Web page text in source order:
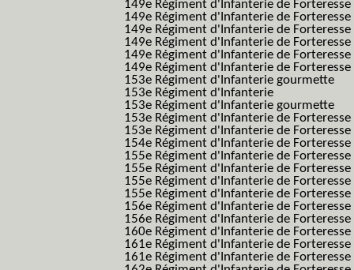
149e Régiment d'Infanterie de
149e Régiment d'Infanterie de
149e Régiment d'Infanterie de
149e Régiment d'Infanterie de
149e Régiment d'Infanterie de
149e Régiment d'Infanterie de
153e Régiment d'Infanterie gourmette
153e Régiment d'Infanterie
153e Régiment d'Infanterie gourmette
153e Régiment d'Infanterie de
153e Régiment d'Infanterie de
154e Régiment d'Infanterie de Forteresse
155e Régiment d'Infanterie de
155e Régiment d'Infanterie de
155e Régiment d'Infanterie de
155e Régiment d'Infanterie de
156e Régiment d'Infanterie de Forteresse
156e Régiment d'Infanterie de
160e Régiment d'Infanterie de
161e Régiment d'Infanterie de Forteresse
161e Régiment d'Infanterie de